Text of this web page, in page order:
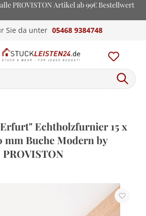
PROVISTON Artikel ab 99€ Bestellwert
Sie da unter 05468 9384748
Echtholzfurnier 15 x
mm Buche Modern by
PROVISTON